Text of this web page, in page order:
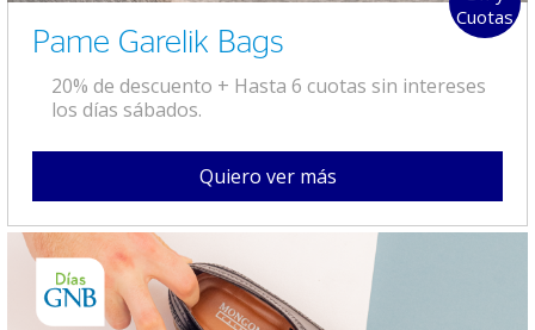
Cuotas
Pame Garelik Bags
20% de descuento + Hasta 6 cuotas sin intereses
los días sábados.
Quiero ver más